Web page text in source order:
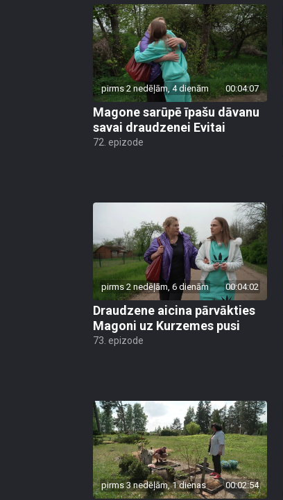
pirms 2 nedēļām, 4 dienām 00:04:07
Magone sarūpē īpašu dāvanu
savai draudzenei Evitai
72. epizode
pirms 2 nedēļām, 6 dienām 00:04:02
Draudzene aicina pārvākties
Magoni uz Kurzemes pusi
73. epizode
pirms 3 nedēļām, 1 dienas 00:02:54